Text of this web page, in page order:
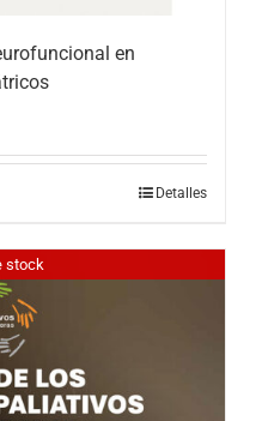
en
Detalles
stock